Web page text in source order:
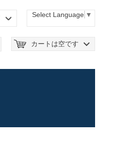
Select Language ▼
カートは空です